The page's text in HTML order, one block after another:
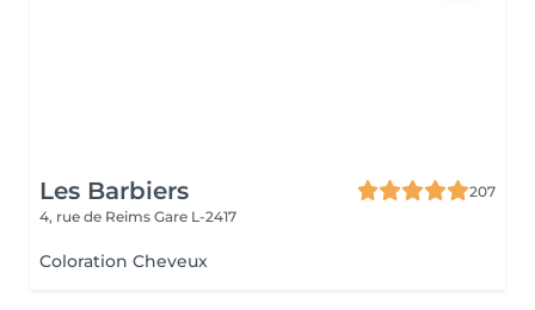
Les Barbiers
207
4, rue de Reims Gare L-2417
Coloration Cheveux